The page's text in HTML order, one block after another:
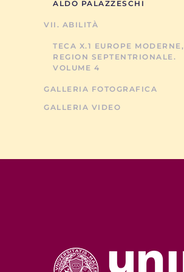
ALDO PALAZZESCHI
VII. ABILITÀ
TECA X.1 EUROPE MODERNE,
REGION SEPTENTRIONALE.
VOLUME 4
GALLERIA FOTOGRAFICA
GALLERIA VIDEO